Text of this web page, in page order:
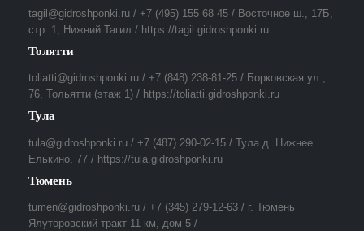
tagil@gidroshponki.ru / +7 (495) 155 68 45 / Восточное ш., 17Б,
стр. 1, Нижний Тагил / https://tagil.gidroshponki.ru
Толятти
toliatti@gidroshponki.ru / +7 (848) 238-81-25 / Борковская ул.,
76, Тольятти (этаж 1) / https://toliatti.gidroshponki.ru
Тула
tula@gidroshponki.ru / +7 (487) 290-02-15 / Тула д. Нижнее
Елькино, 77 / https://tula.gidroshponki.ru
Тюмень
tumen@gidroshponki.ru / +7 (345) 279-12-63 / г. Тюмень
Ялуторовский тракт 11 км, дом 5 /